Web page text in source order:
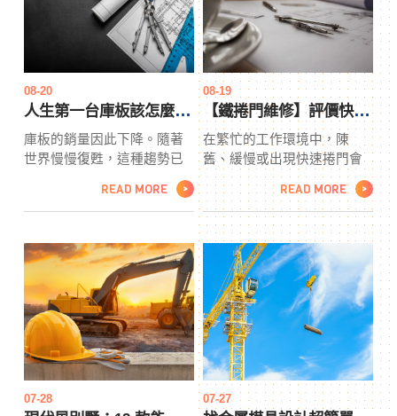
果它似乎將自己包裹在底部
邊緣周圍，它將看起來最
好。造型可以簡單地用修整
釘庫板固定，並用染色或油
漆完成。同樣，您可以選擇
添加對比色的造型，或者您
過將整個櫥櫃、飾邊和所有
顏色塗成相同的顏色，使其
看起來像一件華麗的作品。
加，因此可能是考慮在激光
焊接中就業的好時機。emi該
國很大一部分焊工已接近退
休年齡，因此未來幾年將有
大量工作崗位空缺。
08-20
人生第一台庫板該怎麼挑選？台南石材
庫板的銷量因此下降。隨著
世界慢慢復甦，這種趨勢已
經逆轉。事實上，根據庫板
市場報告，全球台南石材市
來看看。 亞太地區增長 全球
最大的市場是亞太地區。該
地區正在迅速工業化並擴大
其製造業務。
READ MORE >
08-19
【鐵捲門維修】評價快速捲門！
在繁忙的工作環境中，陳
舊、緩慢或出現快速捲門會
嚴重阻礙生產力。如果您正
在尋找倫敦優質工業鐵捲門
維修，它可以跟上您快節奏
的環境，那麼一定要調查一
位領先的專家，他一定會擁
有鐵捲門維修來為您提供所
需的一切 - 並且還增加了額
外功能。在更換現有門或希
望安裝快速捲門時，客戶發
現這家領先供應商的優質門
總是比預期的要好。
READ MORE >
07-28 07-27